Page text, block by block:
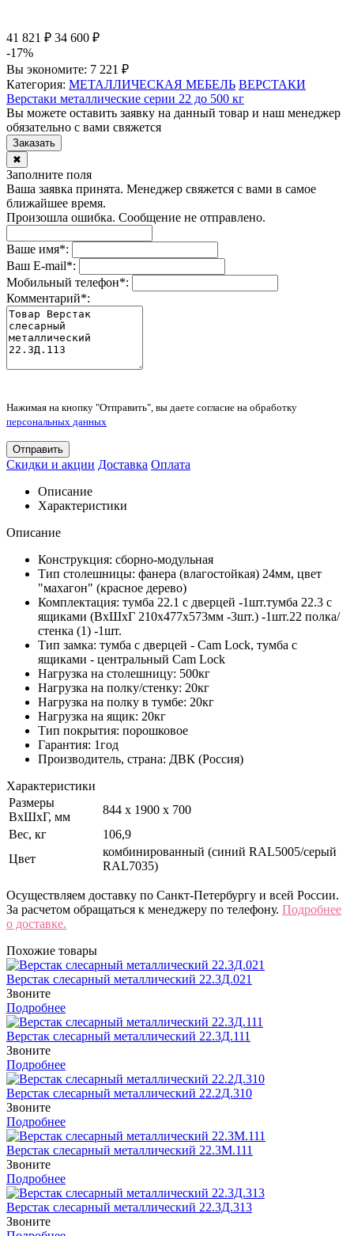
41 821 ₽ 34 600 ₽
-17%
Вы экономите: 7 221 ₽
Категория: МЕТАЛЛИЧЕСКАЯ МЕБЕЛЬ ВЕРСТАКИ
Верстаки металлические серии 22 до 500 кг
Вы можете оставить заявку на данный товар и наш менеджер
обязательно с вами свяжется
Заказать
✖
Заполните поля
Ваша заявка принята. Менеджер свяжется с вами в самое
ближайшее время.
Произошла ошибка. Сообщение не отправлено.
Ваше имя*:
Ваш E-mail*:
Мобильный телефон*:
Комментарий*:
Нажимая на кнопку "Отправить", вы даете согласие на обработку
персональных данных
Отправить
Скидки и акции Доставка Оплата
Описание
Характеристики
Описание
Конструкция: сборно-модульная
Тип столешницы: фанера (влагостойкая) 24мм, цвет
"махагон" (красное дерево)
Комплектация: тумба 22.1 с дверцей -1шт.тумба 22.3 с
ящиками (ВхШхГ 210х477х573мм -3шт.) -1шт.22 полка/
стенка (1) -1шт.
Тип замка: тумба с дверцей - Cam Lock, тумба с
ящиками - центральный Cam Lock
Нагрузка на столешницу: 500кг
Нагрузка на полку/стенку: 20кг
Нагрузка на полку в тумбе: 20кг
Нагрузка на ящик: 20кг
Тип покрытия: порошковое
Гарантия: 1год
Производитель, страна: ДВК (Россия)
Характеристики
Размеры
ВхШхГ, мм
844 x 1900 x 700
Вес, кг
106,9
Цвет
комбинированный (синий RAL5005/серый
RAL7035)
Осуществляем доставку по Санкт-Петербургу и всей России.
За расчетом обращаться к менеджеру по телефону. Подробнее
о доставке.
Похожие товары
Верстак слесарный металлический 22.3Д.021
Звоните
Подробнее
Верстак слесарный металлический 22.3Д.111
Звоните
Подробнее
Верстак слесарный металлический 22.2Д.310
Звоните
Подробнее
Верстак слесарный металлический 22.3М.111
Звоните
Подробнее
Верстак слесарный металлический 22.3Д.313
Звоните